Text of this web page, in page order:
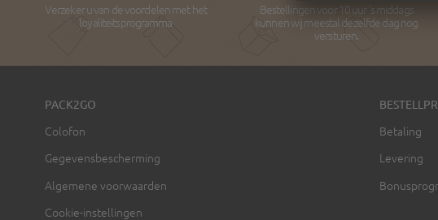
Verzeker u van de voordelen met het
loyaliteitsprogramma
Bestellingen voor 10 uur 's middags
kunnen wij meestal dezelfde dag nog
versturen.
PACK2GO
Colofon
Gegevensbescherming
Algemene voorwaarden
Cookie-instellingen
Betaling
Levering